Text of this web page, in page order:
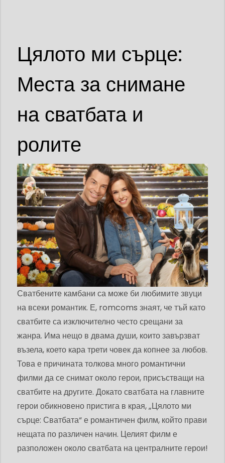
Цялото ми сърце:
Места за снимане
на сватбата и
ролите
Сватбените камбани са може би любимите звуци
на всеки романтик. Е, romcoms знаят, че тъй като
сватбите са изключително често срещани за
жанра. Има нещо в двама души, които завързват
възела, което кара трети човек да копнее за любов.
Това е причината толкова много романтични
филми да се снимат около герои, присъстващи на
сватбите на другите. Докато сватбата на главните
герои обикновено пристига в края, „Цялото ми
сърце: Сватбата“ е романтичен филм, който прави
нещата по различен начин. Целият филм е
разположен около сватбата на централните герои!